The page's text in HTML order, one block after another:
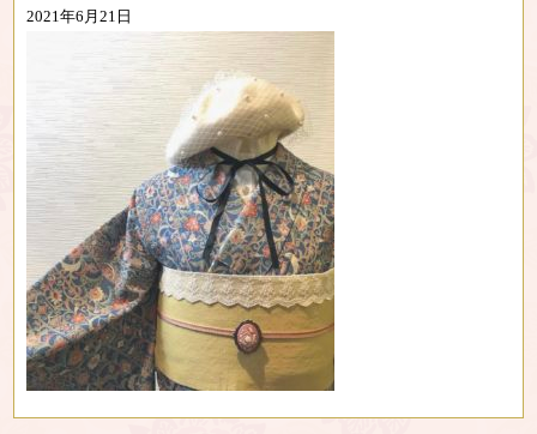
2021年6月21日